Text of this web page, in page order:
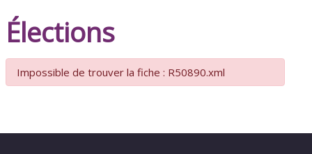
Élections
Impossible de trouver la fiche : R50890.xml